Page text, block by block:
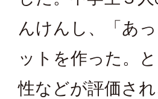
んけんし、「あ
ットを作った。
性などが評価さ